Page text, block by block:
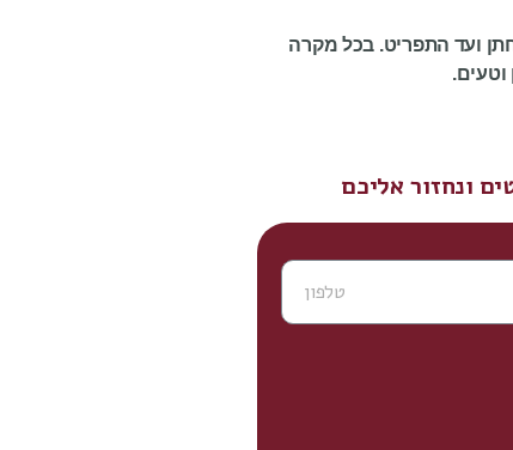
ועד התפריט. בכל מקרה
וטעים.